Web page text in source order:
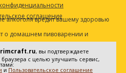
соглашение
алкоголя вредит вашему здоровью
о домашнем пивоварении и
Зарегистрировано в
в сфере связи, информационных
, вы подтверждаете
с целью улучшить сервис,
и Пользовательское соглашение